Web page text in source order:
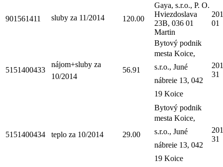
901561411 sluby za 11/2014 120.00
Gaya, s.r.o., P. O.
Hviezdoslava
23B, 036 01
Martin
01
5151400433
nájom+sluby za
10/2014
56.91
Bytový podnik
mesta Koice,
s.r.o., Juné
nábreie 13, 042
19 Koice
31
5151400434 teplo za 10/2014 29.00
Bytový podnik
mesta Koice,
s.r.o., Juné
nábreie 13, 042
19 Koice
31